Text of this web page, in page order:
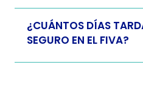
¿CUÁNTOS DÍAS
SEGURO EN EL FIVA?